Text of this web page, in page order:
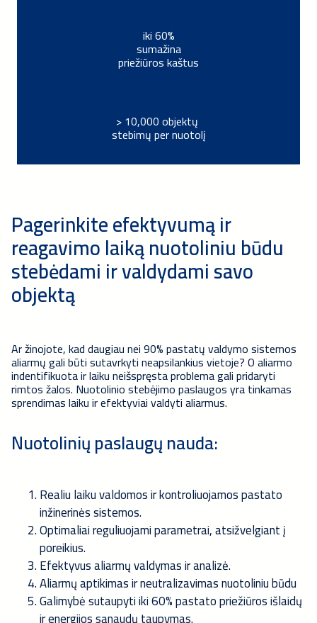
iki 60%
sumažina
priežiūros kaštus
> 10,000 objektų
stebimų per nuotolį
Pagerinkite efektyvumą ir
reagavimo laiką nuotoliniu būdu
stebėdami ir valdydami savo
objektą
Ar žinojote, kad daugiau nei 90% pastatų valdymo sistemos
aliarmų gali būti sutavrkyti neapsilankius vietoje? O aliarmo
indentifikuota ir laiku neišspręsta problema gali pridaryti
rimtos žalos. Nuotolinio stebėjimo paslaugos yra tinkamas
sprendimas laiku ir efektyviai valdyti aliarmus.
Nuotolinių paslaugų nauda:
Realiu laiku valdomos ir kontroliuojamos pastato
inžinerinės sistemos.
Optimaliai reguliuojami parametrai, atsižvelgiant į
poreikius.
Efektyvus aliarmų valdymas ir analizė.
Aliarmų aptikimas ir neutralizavimas nuotoliniu būdu
Galimybė sutaupyti iki 60% pastato priežiūros išlaidų